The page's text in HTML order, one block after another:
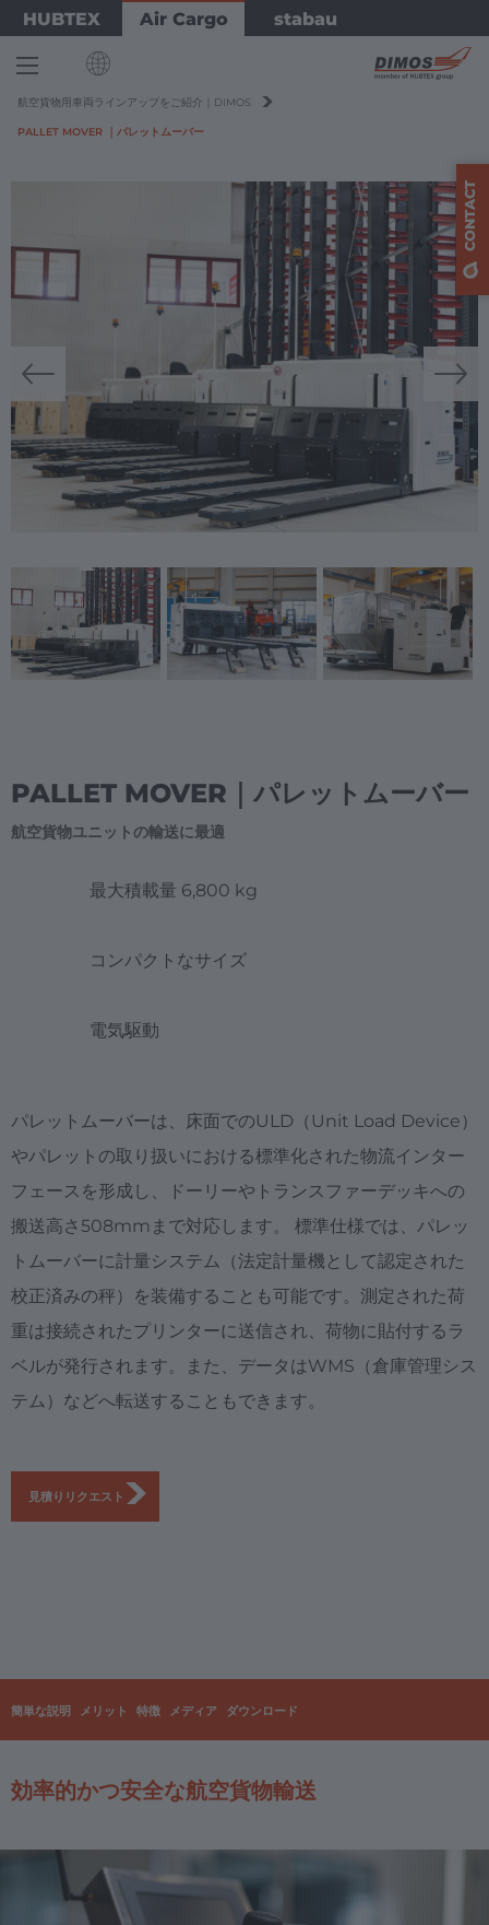
Skip
to
main
content
HUBTEX Air Cargo stabau
INTERNATIONAL
EUROPE
Deutsch
AMERICA
United States
MIDDLE EAST/ASIA
Dubai
Japanese
YOU
ARE
航空貨物用車両ラインアップをご紹介｜DIMOS
PALLET MOVER ｜パレットムーバー
PALLET MOVER｜パレットムーバー
航空貨物ユニットの輸送に最適
最大積載量 6,800 kg
コンパクトなサイズ
電気駆動
パレットムーバーは、床面でのULD（Unit Load Device）
やパレットの取り扱いにおける標準化された物流インター
フェースを形成し、ドーリーやトランスファーデッキへの
搬送高さ508mmまで対応します。 標準仕様では、パレッ
トムーバーに計量システム（法定計量機として認定された
校正済みの秤）を装備することも可能です。測定された荷
重は接続されたプリンターに送信され、荷物に貼付するラ
ベルが発行されます。また、データはWMS（倉庫管理シス
テム）などへ転送することもできます。
見積りリクエスト
簡単な説明 メリット 特徴 メディア ダウンロード
効率的かつ安全な航空貨物輸送
CONTACT